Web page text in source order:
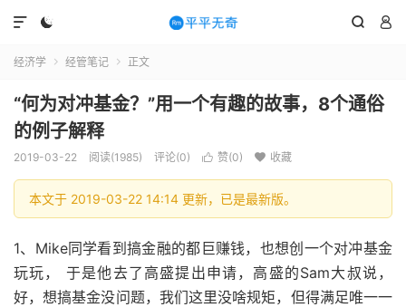
  

经济学  经管笔记  正文
“何为对冲基金？”用一个有趣的故事，8个通俗
的例子解释
2019-03-22 阅读(1985) 评论(0)  赞(0)  收藏
本文于 2019-03-22 14:14 更新，已是最新版。
1、Mike同学看到搞金融的都巨赚钱，也想创一个对冲基金
玩玩， 于是他去了高盛提出申请，高盛的Sam大叔说，
好，想搞基金没问题，我们这里没啥规矩，但得满足唯一一